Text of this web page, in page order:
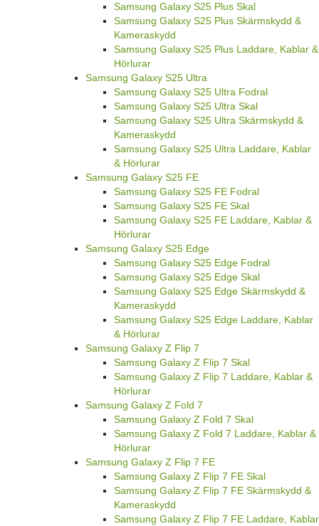
Samsung Galaxy S25 Plus Skal
Samsung Galaxy S25 Plus Skärmskydd &
Kameraskydd
Samsung Galaxy S25 Plus Laddare, Kablar &
Hörlurar
Samsung Galaxy S25 Ultra
Samsung Galaxy S25 Ultra Fodral
Samsung Galaxy S25 Ultra Skal
Samsung Galaxy S25 Ultra Skärmskydd &
Kameraskydd
Samsung Galaxy S25 Ultra Laddare, Kablar
& Hörlurar
Samsung Galaxy S25 FE
Samsung Galaxy S25 FE Fodral
Samsung Galaxy S25 FE Skal
Samsung Galaxy S25 FE Laddare, Kablar &
Hörlurar
Samsung Galaxy S25 Edge
Samsung Galaxy S25 Edge Fodral
Samsung Galaxy S25 Edge Skal
Samsung Galaxy S25 Edge Skärmskydd &
Kameraskydd
Samsung Galaxy S25 Edge Laddare, Kablar
& Hörlurar
Samsung Galaxy Z Flip 7
Samsung Galaxy Z Flip 7 Skal
Samsung Galaxy Z Flip 7 Laddare, Kablar &
Hörlurar
Samsung Galaxy Z Fold 7
Samsung Galaxy Z Fold 7 Skal
Samsung Galaxy Z Fold 7 Laddare, Kablar &
Hörlurar
Samsung Galaxy Z Flip 7 FE
Samsung Galaxy Z Flip 7 FE Skal
Samsung Galaxy Z Flip 7 FE Skärmskydd &
Kameraskydd
Samsung Galaxy Z Flip 7 FE Laddare, Kablar